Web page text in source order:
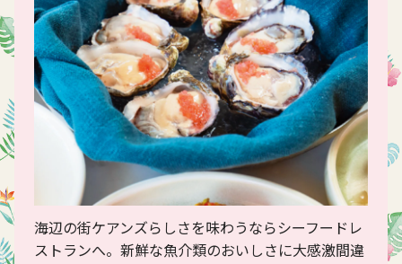
海辺の街ケアンズらしさを味わうならシーフードレ
ストランへ。新鮮な魚介類のおいしさに大感激間違